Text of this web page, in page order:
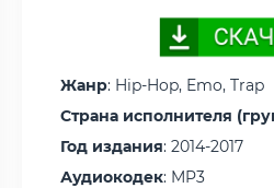
Жанр: Hip-Hop, Emo, Trap
Страна исполнителя
Год издания: 2014-2017
Аудиокодек: MP3